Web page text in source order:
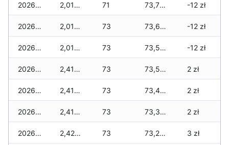
2026-01-19 2,010 zł 71 73,720 zł -12 zł
2026-01-18 2,010 zł 73 73,670 zł -12 zł
2026-01-17 2,010 zł 73 73,585 zł -12 zł
2026-01-16 2,410 zł 73 73,510 zł 2 zł
2026-01-15 2,410 zł 73 73,415 zł 2 zł
2026-01-14 2,410 zł 73 73,375 zł 2 zł
2026-01-13 2,420 zł 73 73,265 zł 3 zł